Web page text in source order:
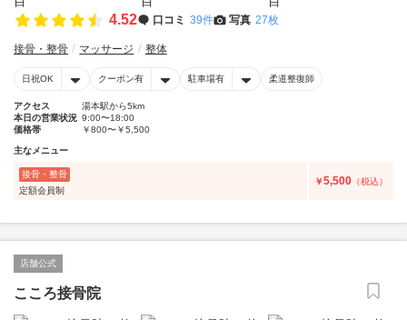
4.52 口コミ 39件 写真 27枚
接骨・整骨 マッサージ 整体
日祝OK クーポン有 駐車場有 柔道整復師
アクセス
湯本駅から5km
本日の営業状況 9:00〜18:00
価格帯
￥800〜￥5,500
主なメニュー
接骨・整骨
定額会員制
￥5,500 （税込）
店舗公式
こころ接骨院